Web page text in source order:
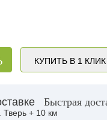
КУПИТЬ В 1 КЛИК
Быстрая
Тверь + 10 км